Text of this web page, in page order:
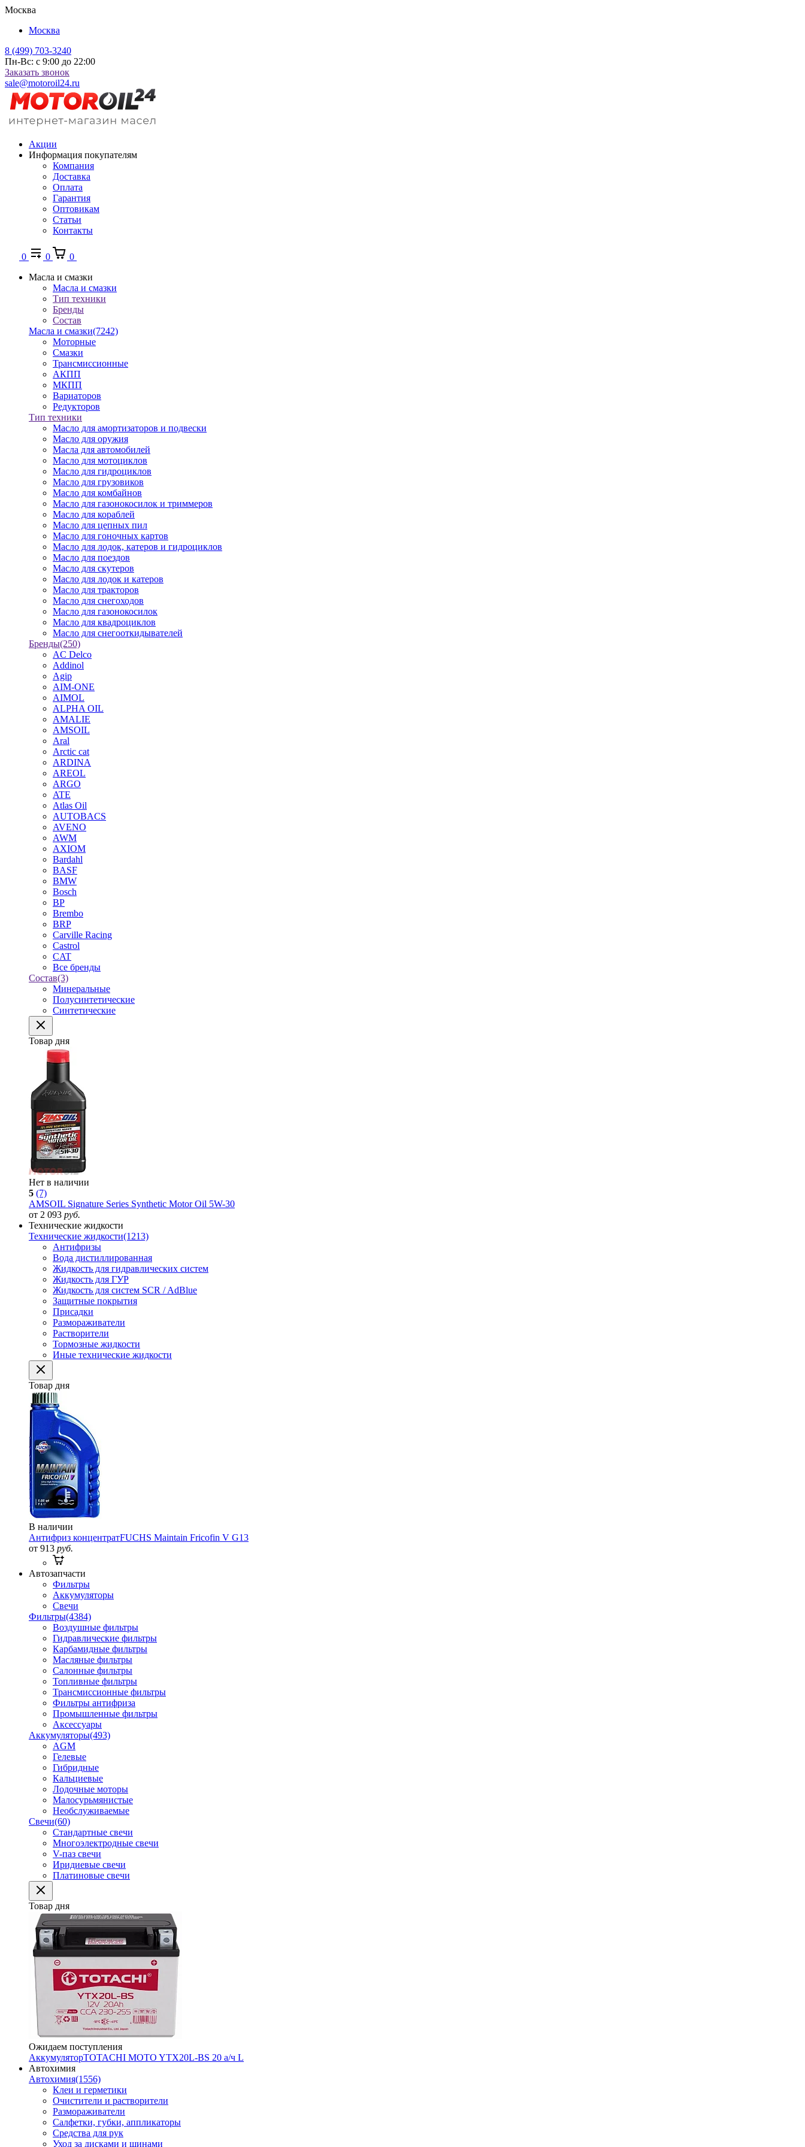
Москва
Москва
8 (499) 703-3240
Пн-Вс: с 9:00 до 22:00
Заказать звонок
sale@motoroil24.ru
Акции
Информация покупателям
Компания
Доставка
Оплата
Гарантия
Оптовикам
Статьи
Контакты
0 0
0
Масла и смазки
Масла и смазки
Тип техники
Бренды
Состав
Масла и смазки(7242)
Моторные
Смазки
Трансмиссионные
АКПП
МКПП
Вариаторов
Редукторов
Тип техники
Масло для амортизаторов и подвески
Масло для оружия
Масла для автомобилей
Масло для мотоциклов
Масло для гидроциклов
Масло для грузовиков
Масло для комбайнов
Масло для газонокосилок и триммеров
Масло для кораблей
Масло для цепных пил
Масло для гоночных картов
Масло для лодок, катеров и гидроциклов
Масло для поездов
Масло для скутеров
Масло для лодок и катеров
Масло для тракторов
Масло для снегоходов
Масло для газонокосилок
Масло для квадроциклов
Масло для снегооткидывателей
Бренды(250)
AC Delco
Addinol
Agip
AIM-ONE
AIMOL
ALPHA OIL
AMALIE
AMSOIL
Aral
Arctic cat
ARDINA
AREOL
ARGO
ATE
Atlas Oil
AUTOBACS
AVENO
AWM
AXIOM
Bardahl
BASF
BMW
Bosch
BP
Brembo
BRP
Carville Racing
Castrol
CAT
Все бренды
Состав(3)
Минеральные
Полусинтетические
Синтетические
Товар дня
Нет в наличии
5 (7)
AMSOIL Signature Series Synthetic Motor Oil 5W-30
от 2 093 руб.
Технические жидкости
Технические жидкости(1213)
Антифризы
Вода дистиллированная
Жидкость для гидравлических систем
Жидкость для ГУР
Жидкость для систем SCR / AdBlue
Защитные покрытия
Присадки
Размораживатели
Растворители
Тормозные жидкости
Иные технические жидкости
Товар дня
В наличии
Антифриз концентратFUCHS Maintain Fricofin V G13
от 913 руб.
Автозапчасти
Фильтры
Аккумуляторы
Свечи
Фильтры(4384)
Воздушные фильтры
Гидравлические фильтры
Карбамидные фильтры
Масляные фильтры
Салонные фильтры
Топливные фильтры
Трансмиссионные фильтры
Фильтры антифриза
Промышленные фильтры
Аксессуары
Аккумуляторы(493)
AGM
Гелевые
Гибридные
Кальциевые
Лодочные моторы
Малосурьмянистые
Необслуживаемые
Свечи(60)
Стандартные свечи
Многоэлектродные свечи
V-паз свечи
Иридиевые свечи
Платиновые свечи
Товар дня
Ожидаем поступления
АккумуляторTOTACHI MOTO YTX20L-BS 20 а/ч L
Автохимия
Автохимия(1556)
Клеи и герметики
Очистители и растворители
Размораживатели
Салфетки, губки, аппликаторы
Средства для рук
Уход за дисками и шинами